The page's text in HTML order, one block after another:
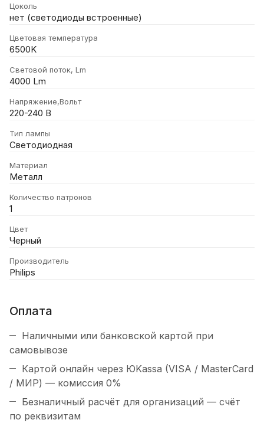
Цоколь
нет (светодиоды встроенные)
Цветовая температура
6500K
Световой поток, Lm
4000 Lm
Напряжение,Вольт
220-240 В
Тип лампы
Светодиодная
Материал
Металл
Количество патронов
1
Цвет
Черный
Производитель
Philips
Оплата
Наличными или банковской картой при
самовывозе
Картой онлайн через ЮKassa (VISA / MasterCard
/ МИР) — комиссия 0%
Безналичный расчёт для организаций — счёт
по реквизитам